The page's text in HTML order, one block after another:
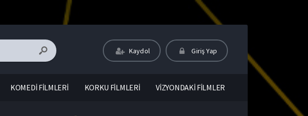
Kaydol Giriş Yap
KOMEDİ FİLMLERİ KORKU FİLMLERİ VİZYONDAKİ FİLMLER